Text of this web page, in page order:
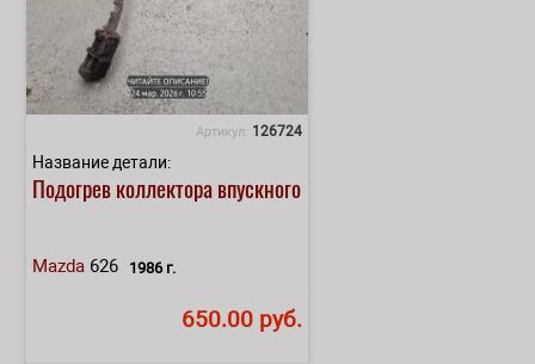
Артикул: 126724
Название детали:
Подогрев коллектора впускного
Mazda 626 1986 г.
650.00 руб.